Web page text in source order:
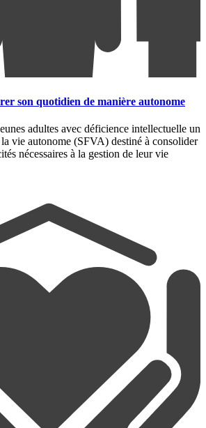
son quotidien de manière autonome
adultes avec déficience intellectuelle un
vie autonome (SFVA) destiné à consolider
nécessaires à la gestion de leur vie